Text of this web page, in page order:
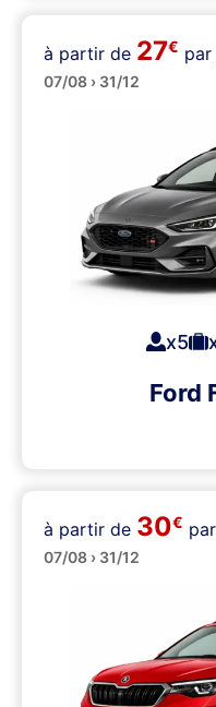
Breaks
à partir de 27€
07/08 › 31/12
x5
Ford
SUVs
à partir de 30€
07/08 › 31/12